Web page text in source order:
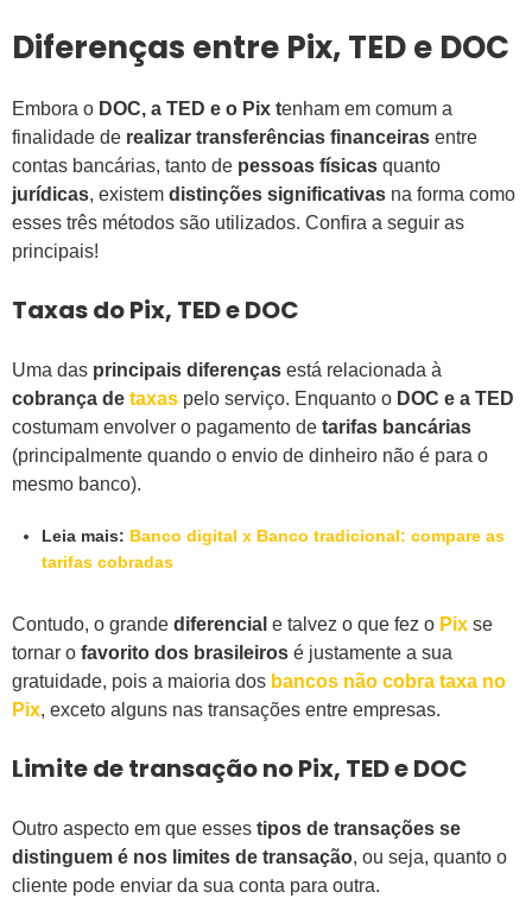
Diferenças entre Pix, TED e DOC
Embora o DOC, a TED e o Pix tenham em comum a
finalidade de realizar transferências financeiras entre
contas bancárias, tanto de pessoas físicas quanto
jurídicas, existem distinções significativas na forma como
esses três métodos são utilizados. Confira a seguir as
principais!
Taxas do Pix, TED e DOC
Uma das principais diferenças está relacionada à
cobrança de taxas pelo serviço. Enquanto o DOC e a TED
costumam envolver o pagamento de tarifas bancárias
(principalmente quando o envio de dinheiro não é para o
mesmo banco).
Leia mais: Banco digital x Banco tradicional: compare as
tarifas cobradas
Contudo, o grande diferencial e talvez o que fez o Pix se
tornar o favorito dos brasileiros é justamente a sua
gratuidade, pois a maioria dos bancos não cobra taxa no
Pix, exceto alguns nas transações entre empresas.
Limite de transação no Pix, TED e DOC
Outro aspecto em que esses tipos de transações se
distinguem é nos limites de transação, ou seja, quanto o
cliente pode enviar da sua conta para outra.